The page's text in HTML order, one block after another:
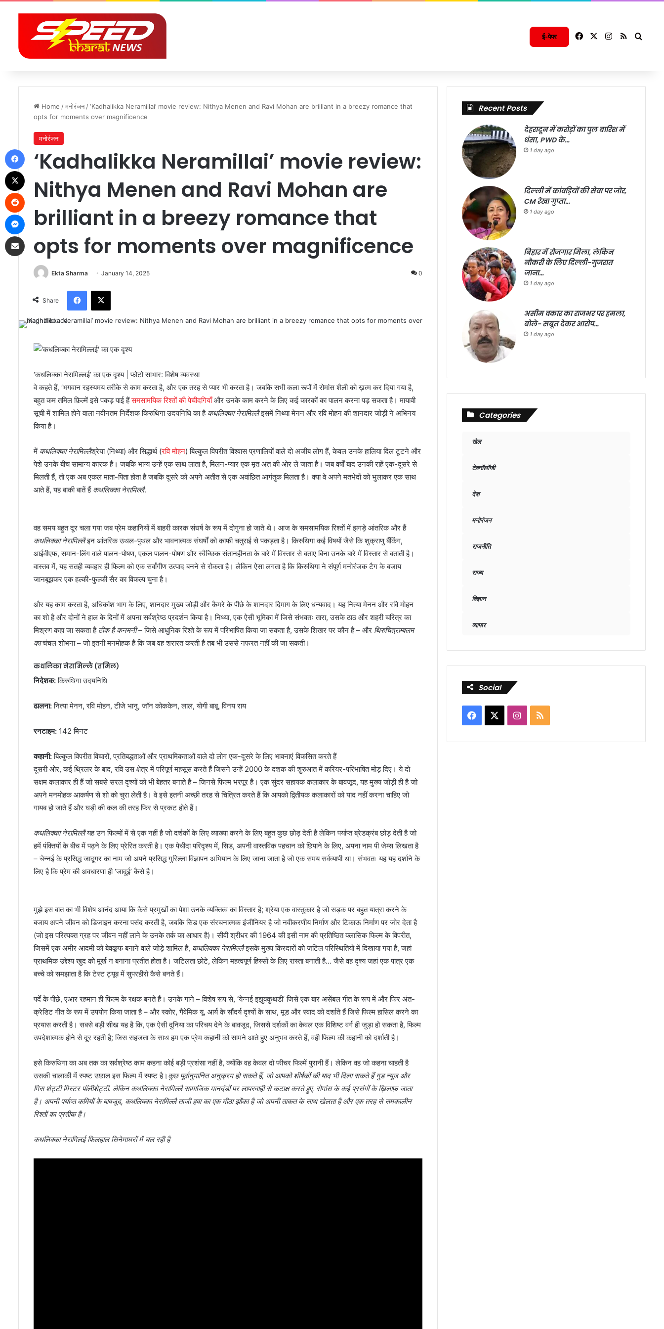
ई-पेपर FacebookInstagram
RSS
Home /मनोरंजन /‘Kadhalikka Neramillai’ movie review: Nithya Menen and Ravi Mohan are brilliant in a breezy romance that
opts for moments over magnificence
मनोरंजन
‘Kadhalikka Neramillai’ movie review:
Nithya Menen and Ravi Mohan are
brilliant in a breezy romance that
opts for moments over magnificence
Ekta Sharma January 14, 2025 0
Share
Facebook
X
‘कधलिक्का नेरामिल्लई’ का एक दृश्य | फोटो साभार: विशेष व्यवस्था
वे कहते हैं, ‘भगवान रहस्यमय तरीके से काम करता है, और एक तरह से प्यार भी करता है। जबकि सभी कला रूपों में रोमांस शैली को ख़त्म कर दिया गया है,
बहुत कम तमिल फ़िल्में इसे पकड़ पाई हैंसमसामयिक रिश्तों की पेचीदगियाँऔर उनके काम करने के लिए कई कारकों का पालन करना पड़ सकता है। मायावी
सूची में शामिल होने वाला नवीनतम निर्देशक किरुथिगा उदयनिधि का है कधलिक्का नेरामिल्लैइसमें निथ्या मेनन और रवि मोहन की शानदार जोड़ी ने अभिनय
किया है।
में कधलिक्का नेरामिल्लैश्रेया (निथ्या) और सिद्धार्थ (रवि मोहन) बिल्कुल विपरीत विश्वास प्रणालियों वाले दो अजीब लोग हैं, केवल उनके हालिया दिल टूटने और
पेशे उनके बीच सामान्य कारक हैं। जबकि भाग्य उन्हें एक साथ लाता है, मिलन-प्यार एक मृत अंत की ओर ले जाता है। जब वर्षों बाद उनकी राहें एक-दूसरे से
मिलती हैं, तो एक अब एकल माता-पिता होता है जबकि दूसरे को अपने अतीत से एक अवांछित आगंतुक मिलता है। क्या वे अपने मतभेदों को भुलाकर एक साथ
आते हैं, यह बाकी बातें हैं कधलिक्का नेरामिल्लै.
वह समय बहुत दूर चला गया जब प्रेम कहानियों में बाहरी कारक संघर्ष के रूप में दोगुना हो जाते थे। आज के समसामयिक रिश्तों में झगड़े आंतरिक और हैं
कधलिक्का नेरामिल्लैइन आंतरिक उथल-पुथल और भावनात्मक संघर्षों को काफी चतुराई से पकड़ता है। किरुथिगा कई विषयों जैसे कि शुक्राणु बैंकिंग,
आईवीएफ, समान-लिंग वाले पालन-पोषण, एकल पालन-पोषण और स्वैच्छिक संतानहीनता के बारे में विस्तार से बताए बिना उनके बारे में विस्तार से बताती है।
वास्तव में, यह सतही व्यवहार ही फिल्म को एक सर्वांगीण उत्पाद बनने से रोकता है। लेकिन ऐसा लगता है कि किरुथिगा ने संपूर्ण मनोरंजक टैग के बजाय
जानबूझकर एक हल्की-फुल्की सैर का विकल्प चुना है।
और यह काम करता है, अधिकांश भाग के लिए, शानदार मुख्य जोड़ी और कैमरे के पीछे के शानदार दिमाग के लिए धन्यवाद। यह नित्या मेनन और रवि मोहन
का शो है और दोनों ने हाल के दिनों में अपना सर्वश्रेष्ठ प्रदर्शन किया है। निथ्या, एक ऐसी भूमिका में जिसे संभवतः तारा, उसके ठाठ और शहरी चरित्र का
मिश्रण कहा जा सकता है ठीक है कनमनी– जिसे आधुनिक रिश्ते के रूप में परिभाषित किया जा सकता है, उसके शिखर पर कौन है – और थिरुचित्राम्बलम
काचंचल शोभना – जो इतनी मनमोहक है कि जब वह शरारत करती है तब भी उससे नफरत नहीं की जा सकती।
कधलिका नेरामिल्लै (तमिल)
निदेशक:किरुथिगा उदयनिधि
ढालना:नित्या मेनन, रवि मोहन, टीजे भानु, जॉन कोककेन, लाल, योगी बाबू, विनय राय
रनटाइम: 142 मिनट
कहानी:बिल्कुल विपरीत विचारों, प्रतिबद्धताओं और प्राथमिकताओं वाले दो लोग एक-दूसरे के लिए भावनाएं विकसित करते हैं
दूसरी ओर, कई थ्रिलर के बाद, रवि उस क्षेत्र में परिपूर्ण महसूस करते हैं जिसने उन्हें 2000 के दशक की शुरुआत में करियर-परिभाषित मोड़ दिए। ये दो
सक्षम कलाकार ही हैं जो सबसे सरल दृश्यों को भी बेहतर बनाते हैं – जिनसे फिल्म भरपूर है। एक सुंदर सहायक कलाकार के बावजूद, यह मुख्य जोड़ी ही है जो
अपने मनमोहक आकर्षण से शो को चुरा लेती है। वे इसे इतनी अच्छी तरह से चित्रित करते हैं कि आपको द्वितीयक कलाकारों को याद नहीं करना चाहिए जो
गायब हो जाते हैं और घड़ी की कल की तरह फिर से प्रकट होते हैं।
कधलिक्का नेरामिल्लैयह उन फिल्मों में से एक नहीं है जो दर्शकों के लिए व्याख्या करने के लिए बहुत कुछ छोड़ देती है लेकिन पर्याप्त ब्रेडक्रंब छोड़ देती है जो
हमें पंक्तियों के बीच में पढ़ने के लिए प्रेरित करती है। एक पेचीदा परिदृश्य में, सिड, अपनी वास्तविक पहचान को छिपाने के लिए, अपना नाम पी जेम्स लिखता है
– चेन्नई के प्रसिद्ध जादूगर का नाम जो अपने प्रसिद्ध गुरिल्ला विज्ञापन अभियान के लिए जाना जाता है जो एक समय सर्वव्यापी था। संभवतः यह यह दर्शाने के
लिए है कि प्रेम की अवधारणा ही ‘जादुई’ कैसे है।
मुझे इस बात का भी विशेष आनंद आया कि कैसे प्रमुखों का पेशा उनके व्यक्तित्व का विस्तार है; श्रेया एक वास्तुकार है जो सड़क पर बहुत यात्रा करने के
बजाय अपने जीवन को डिजाइन करना पसंद करती है, जबकि सिड एक संरचनात्मक इंजीनियर है जो नवीकरणीय निर्माण और टिकाऊ निर्माण पर जोर देता है
(जो इस परित्यक्त ग्रह पर जीवन नहीं लाने के उनके तर्क का आधार है)। सीवी श्रीधर की 1964 की इसी नाम की प्रतिष्ठित क्लासिक फिल्म के विपरीत,
जिसमें एक अमीर आदमी को बेवकूफ बनाने वाले जोड़े शामिल हैं, कधलिक्का नेरामिल्लैइसके मुख्य किरदारों को जटिल परिस्थितियों में दिखाया गया है, जहां
प्राथमिक उद्देश्य खुद को मूर्ख न बनाना प्रतीत होता है। जटिलता छोटे, लेकिन महत्वपूर्ण हिस्सों के लिए रास्ता बनाती है… जैसे वह दृश्य जहां एक पात्र एक
बच्चे को समझाता है कि टेस्ट ट्यूब में सुपरहीरो कैसे बनते हैं।
पर्दे के पीछे, एआर रहमान ही फिल्म के रक्षक बनते हैं। उनके गाने – विशेष रूप से, ‘येन्नई इझुक्कुथडी’ जिसे एक बार असेंबल गीत के रूप में और फिर अंत-
क्रेडिट गीत के रूप में उपयोग किया जाता है – और स्कोर, गैवेमिक यू. आर्य के सौंदर्य दृश्यों के साथ, मूड और स्वाद को दर्शाते हैं जिसे फिल्म हासिल करने का
प्रयास करती है। सबसे बड़ी सीख यह है कि, एक ऐसी दुनिया का परिचय देने के बावजूद, जिससे दर्शकों का केवल एक विशिष्ट वर्ग ही जुड़ा हो सकता है, फिल्म
उपदेशात्मक होने से दूर रहती है; जिस सहजता के साथ हम एक प्रेम कहानी को सामने आते हुए अनुभव करते हैं, वही फिल्म की कहानी को दर्शाती है।
इसे किरुथिगा का अब तक का सर्वश्रेष्ठ काम कहना कोई बड़ी प्रशंसा नहीं है, क्योंकि वह केवल दो फीचर फिल्में पुरानी हैं। लेकिन वह जो कहना चाहती है
उसकी चालाकी में स्पष्ट उछाल इस फिल्म में स्पष्ट है। कुछ पूर्वानुमानित अनुक्रम हो सकते हैं, जो आपको शीर्षकों की याद भी दिला सकते हैंगुड न्यूजऔर
मिस शेट्टी मिस्टर पॉलीशेट्टी. लेकिनकधलिक्का नेरामिल्लैसामाजिक मानदंडों पर लापरवाही से कटाक्ष करते हुए, रोमांस के कई प्रसंगों के ख़िलाफ़ जाता
है। अपनी पर्याप्त कमियों के बावजूद, कधलिक्का नेरामिल्लैताजी हवा का एक मीठा झोंका है जो अपनी ताकत के साथ खेलता है और एक तरह से समकालीन
रिश्तों का प्रतीक है।
कधलिक्का नेरामिलई फिलहाल सिनेमाघरों में चल रही है
Recent Posts
देहरादून में करोड़ों का पुल बारिश में
धंसा, PWD के…
1 day ago
दिल्ली में कांवड़ियों की सेवा पर जोर,
CM रेखा गुप्ता…
1 day ago
बिहार में रोजगार मिला, लेकिन
नौकरी के लिए दिल्ली-गुजरात
जाना…
1 day ago
असीम वकार का राजभर पर हमला,
बोले- सबूत देकर आरोप…
1 day ago
Categories
खेल
टेक्नॉलॉजी
देश
मनोरंजन
राजनीति
राज्य
विज्ञान
व्यापार
Social
Facebook Instagram
RSS
Reddit
Messenger